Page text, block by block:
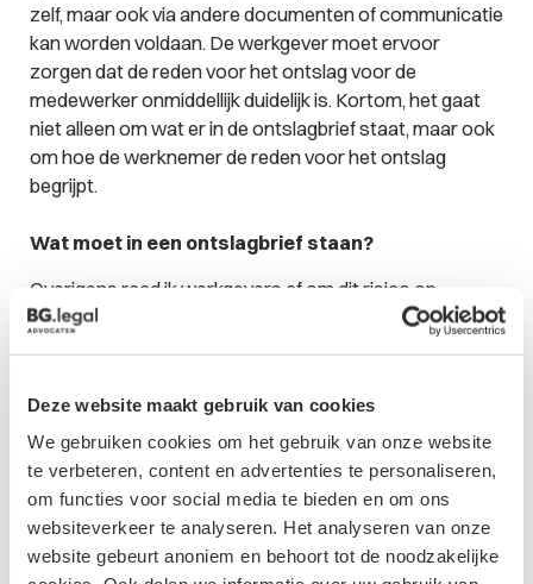
Deze website maakt gebruik van cookies
We gebruiken cookies om het gebruik van onze website
te verbeteren, content en advertenties te personaliseren,
om functies voor social media te bieden en om ons
websiteverkeer te analyseren. Het analyseren van onze
website gebeurt anoniem en behoort tot de noodzakelijke
zelf, maar ook via andere documenten of communicatie
kan worden voldaan. De werkgever moet ervoor
zorgen dat de reden voor het ontslag voor de
medewerker onmiddellijk duidelijk is. Kortom, het gaat
niet alleen om wat er in de ontslagbrief staat, maar ook
om hoe de werknemer de reden voor het ontslag
begrijpt.
Wat moet in een ontslagbrief staan?
Overigens raad ik werkgevers af om dit risico op
voorhand bewust te nemen, maar het kan een middel
daarna pas een advocaat inschakelen, kan de advocaat
dankbaar gebruikmaken van eerdere
contactmomenten met medewerker over de redenen
voor ontslag. Toch raad ik aan om zorgvuldiger te zijn
dan de normen die de Hoge Raad hier stelt, door een
ontslagbrief op te stellen die geen ruimte laat voor
twijfel. Denk aan verwijzen naar eerdere gesprekken